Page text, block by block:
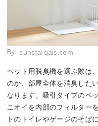
By: sunstarqais.com
ペット用脱臭機を選ぶ際は
のか、部屋全体を消臭した
なります。吸引タイプのペ
ニオイを内部のフィルター
トのトイレやゲージのそば